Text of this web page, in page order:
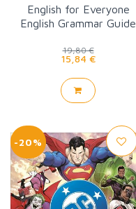
English for Everyone
English Grammar Guide
19,80 €
15,84 €
-20%